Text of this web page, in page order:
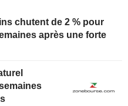
chutent de 2 % pour
après une forte